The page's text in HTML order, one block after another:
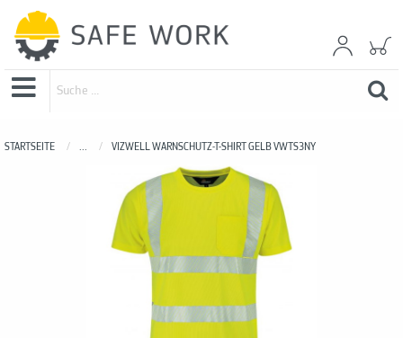
STARTSEITE ... VIZWELL WARNSCHUTZ-T-SHIRT GELB VWTS3NY